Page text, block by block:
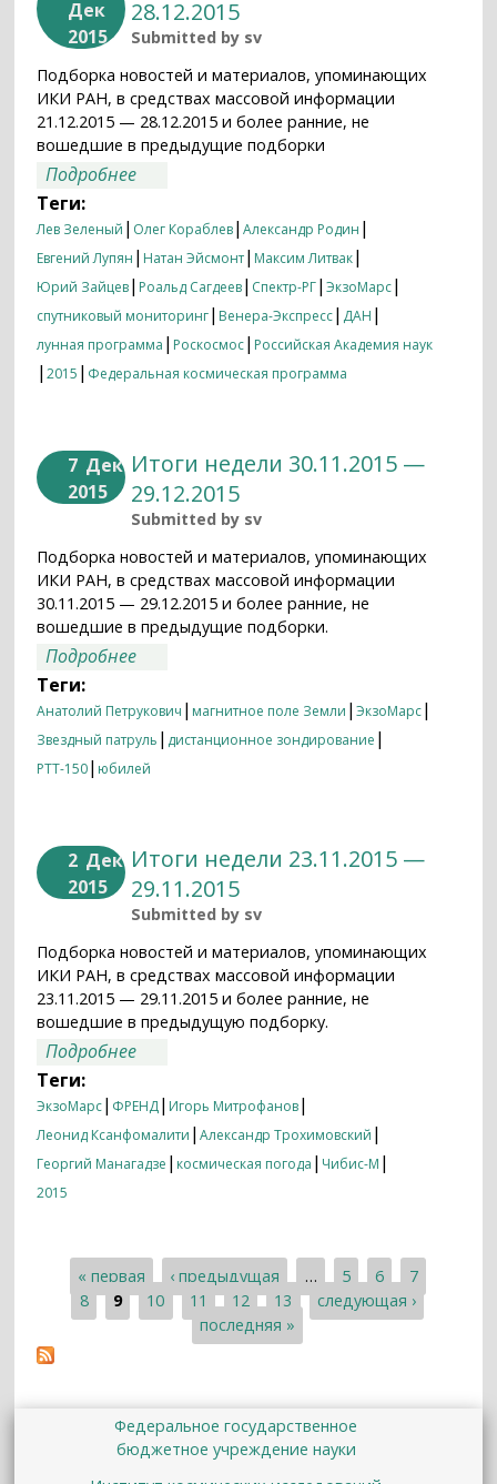
Дек
2015
28.12.2015
Submitted by sv
Подборка новостей и материалов, упоминающих
ИКИ РАН, в средствах массовой информации
21.12.2015 — 28.12.2015 и более ранние, не
вошедшие в предыдущие подборки
Подробнее
Теги:
Лев Зеленый | Олег Кораблев|Александр Родин |
Евгений Лупян | Натан Эйсмонт| Максим Литвак|
Юрий Зайцев| Роальд Сагдеев| Спектр-РГ|ЭкзоМарс|
спутниковый мониторинг| Венера-Экспресс| ДАН |
лунная программа | Роскосмос| Российская Академия наук
|2015 | Федеральная космическая программа
7 Дек
2015
Итоги недели 30.11.2015 —
29.12.2015
Submitted by sv
Подборка новостей и материалов, упоминающих
ИКИ РАН, в средствах массовой информации
30.11.2015 — 29.12.2015 и более ранние, не
вошедшие в предыдущие подборки.
Подробнее
Теги:
Анатолий Петрукович | магнитное поле Земли |ЭкзоМарс|
Звездный патруль | дистанционное зондирование |
РТТ-150| юбилей
2 Дек
2015
Итоги недели 23.11.2015 —
29.11.2015
Submitted by sv
Подборка новостей и материалов, упоминающих
ИКИ РАН, в средствах массовой информации
23.11.2015 — 29.11.2015 и более ранние, не
вошедшие в предыдущую подборку.
Подробнее
Теги:
ЭкзоМарс| ФРЕНД| Игорь Митрофанов|
Леонид Ксанфомалити |Александр Трохимовский |
Георгий Манагадзе | космическая погода | Чибис-М |
2015
Страницы
« первая ‹ предыдущая … 5 6
7
8
9 10 11 12 13
следующая ›
последняя »
Федеральное государственное
бюджетное учреждение науки